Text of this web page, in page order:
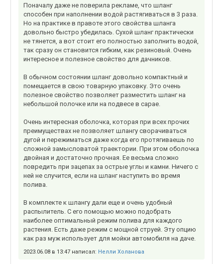
Поначалу даже не поверила рекламе, что шланг
способен при наполнении водой растягиваться в 3 раза.
Но на практике в правоте этого свойства шланга
довольно быстро убедилась. Сухой шланг практически
не тянется, а вот стоит его полностью заполнить водой,
так сразу он становится гибким, как резиновый. Очень
интересное и полезное свойство для дачников.
В обычном состоянии шланг довольно компактный и
помещается в свою товарную упаковку. Это очень
полезное свойство позволяет разместить шланг на
небольшой полочке или на подвесе в сарае.
Очень интересная оболочка, которая при всех прочих
преимуществах не позволяет шлангу сворачиваться
дугой и пережиматься даже когда его протягиваешь по
сложной замысловатой траектории. При этом оболочка
двойная и достаточно прочная. Ее весьма сложно
повредить при зацепах за острые углы и камни. Ничего с
ней не случится, если на шланг наступить во время
полива.
В комплекте к шлангу дали еще и очень удобный
распылитель. С его помощью можно подобрать
наиболее оптимальный режим полива для каждого
растения. Есть даже режим с мощной струей. Эту опцию
как раз муж использует для мойки автомобиля на даче.
2023.06.08 в 13:47 написал: Нелли Холанова